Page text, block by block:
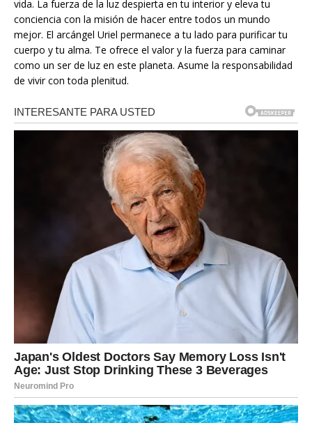
vida. La fuerza de la luz despierta en tu interior y eleva tu
conciencia con la misión de hacer entre todos un mundo
mejor. El arcángel Uriel permanece a tu lado para purificar tu
cuerpo y tu alma. Te ofrece el valor y la fuerza para caminar
como un ser de luz en este planeta. Asume la responsabilidad
de vivir con toda plenitud.